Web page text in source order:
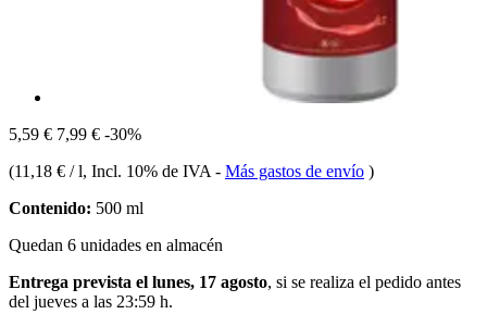
5,59 € 7,99 € -30%
(11,18 € / l, Incl. 10% de IVA - Más gastos de envío )
Contenido: 500 ml
Quedan 6 unidades en almacén
Entrega prevista el lunes, 17 agosto, si se realiza el pedido antes
del jueves a las 23:59 h.